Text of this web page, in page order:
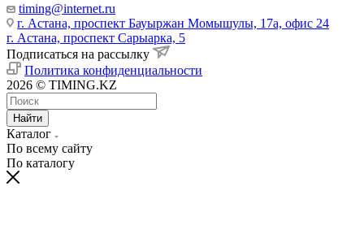
timing@internet.ru
г. Астана, проспект Бауыржан Момышулы, 17а, офис 24
г. Астана, проспект Сарыарка, 5
Подписаться на рассылку
Политика конфиденциальности
2026 © TIMING.KZ
Найти
Каталог
По всему сайту
По каталогу